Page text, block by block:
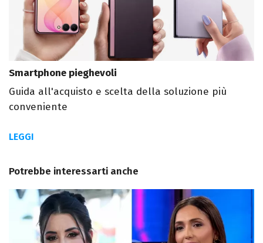
Smartphone pieghevoli
Guida all'acquisto e scelta della soluzione più
conveniente
LEGGI
Potrebbe interessarti anche